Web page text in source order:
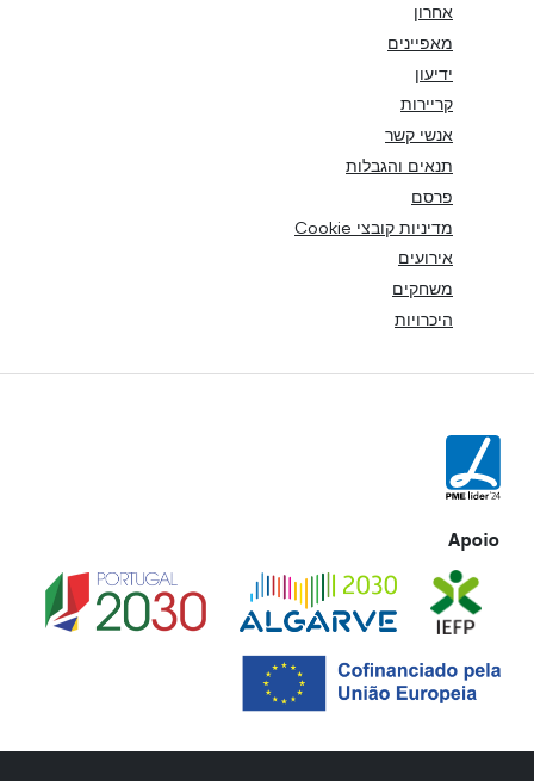
אחרון
מאפיינים
ידיעון
קריירות
אנשי קשר
תנאים והגבלות
פרסם
מדיניות קובצי Cookie
אירועים
משחקים
היכרויות
Apoio